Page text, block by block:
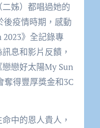
姊）都唱過她的
後疫情時期，感動
》全記錄專
息和影片反饋，
戀好太陽My Sun
奪得豐厚獎金和3C
中的恩人貴人，